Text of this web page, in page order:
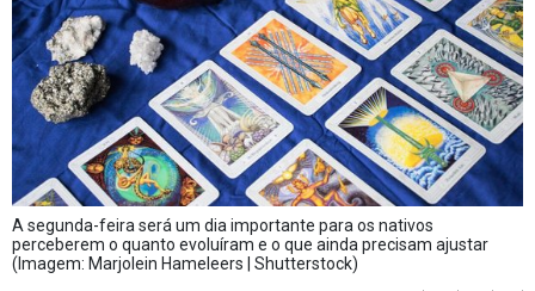
A segunda-feira será um dia importante para os nativos
perceberem o quanto evoluíram e o que ainda precisam ajustar
(Imagem: Marjolein Hameleers | Shutterstock)